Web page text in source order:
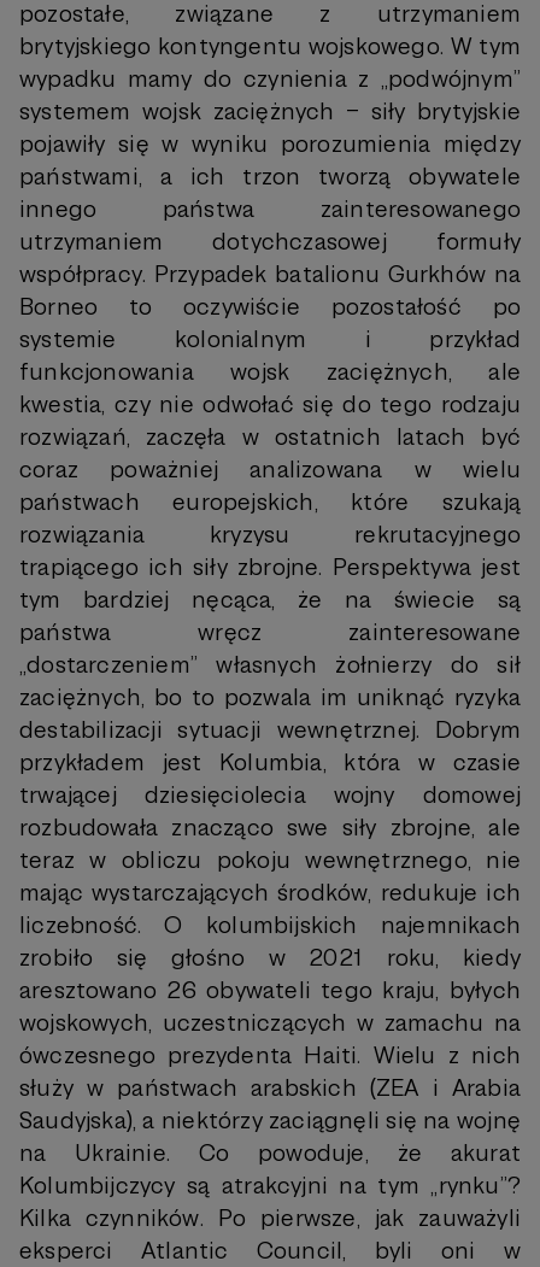
pozostałe, związane z utrzymaniem
brytyjskiego kontyngentu wojskowego. W tym
wypadku mamy do czynienia z „podwójnym”
systemem wojsk zaciężnych – siły brytyjskie
pojawiły się w wyniku porozumienia między
państwami, a ich trzon tworzą obywatele
innego państwa zainteresowanego
utrzymaniem dotychczasowej formuły
współpracy. Przypadek batalionu Gurkhów na
Borneo to oczywiście pozostałość po
systemie kolonialnym i przykład
funkcjonowania wojsk zaciężnych, ale
kwestia, czy nie odwołać się do tego rodzaju
rozwiązań, zaczęła w ostatnich latach być
coraz poważniej analizowana w wielu
państwach europejskich, które szukają
rozwiązania kryzysu rekrutacyjnego
trapiącego ich siły zbrojne. Perspektywa jest
tym bardziej nęcąca, że na świecie są
państwa wręcz zainteresowane
„dostarczeniem” własnych żołnierzy do sił
zaciężnych, bo to pozwala im uniknąć ryzyka
destabilizacji sytuacji wewnętrznej. Dobrym
przykładem jest Kolumbia, która w czasie
trwającej dziesięciolecia wojny domowej
rozbudowała znacząco swe siły zbrojne, ale
teraz w obliczu pokoju wewnętrznego, nie
mając wystarczających środków, redukuje ich
liczebność. O kolumbijskich najemnikach
zrobiło się głośno w 2021 roku, kiedy
aresztowano 26 obywateli tego kraju, byłych
wojskowych, uczestniczących w zamachu na
ówczesnego prezydenta Haiti. Wielu z nich
służy w państwach arabskich (ZEA i Arabia
Saudyjska), a niektórzy zaciągnęli się na wojnę
na Ukrainie. Co powoduje, że akurat
Kolumbijczycy są atrakcyjni na tym „rynku”?
Kilka czynników. Po pierwsze, jak zauważyli
eksperci Atlantic Council, byli oni w